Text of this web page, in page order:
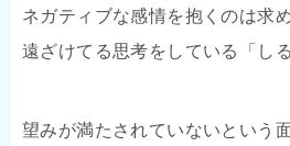
ネガティブな感情を抱くのは求
遠ざけてる思考をしている「し
望みが満たされていないという